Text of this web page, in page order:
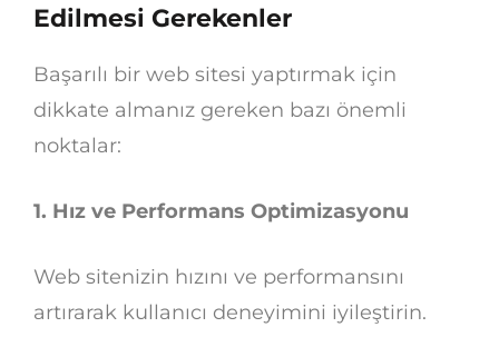
Edilmesi Gerekenler
Başarılı bir web sitesi yaptırmak için
dikkate almanız gereken bazı önemli
noktalar:
1. Hız ve Performans Optimizasyonu
Web sitenizin hızını ve performansını
artırarak kullanıcı deneyimini iyileştirin.